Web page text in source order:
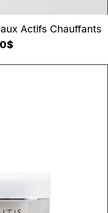
PANIERActifs Chauffants
$